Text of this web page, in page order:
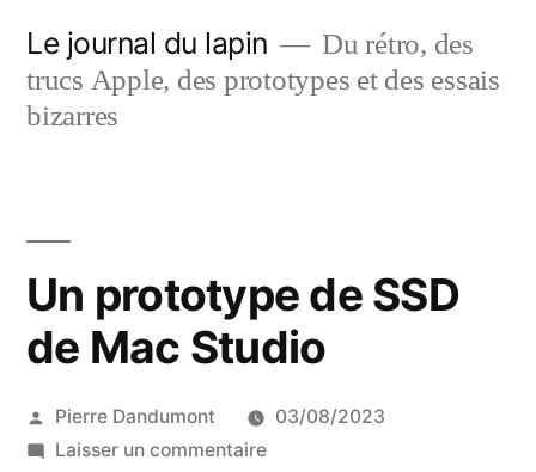
contenu
Le journal du lapin
Du rétro, des
trucs Apple, des prototypes et des essais
bizarres
Un prototype de SSD
de Mac Studio
Publié
par
Pierre Dandumont
03/08/2023
Laisser un commentairesur